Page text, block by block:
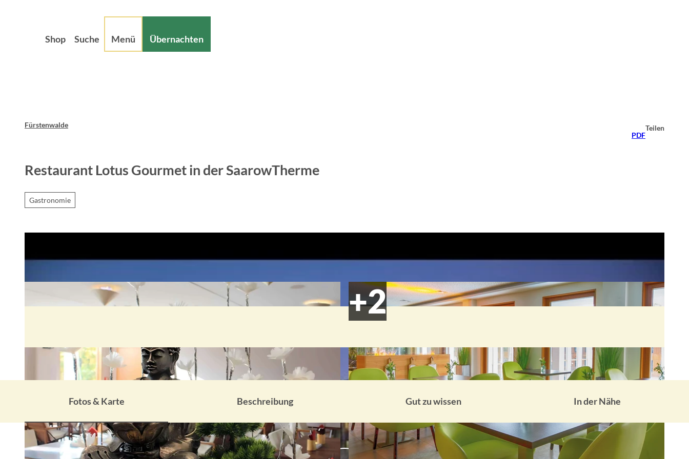
Shop Suche Menü Übernachten
Fürstenwalde
PDF
Teilen
Restaurant Lotus Gourmet in der SaarowTherme
Gastronomie
Fotos & Karte Beschreibung Gut zu wissen In der Nähe